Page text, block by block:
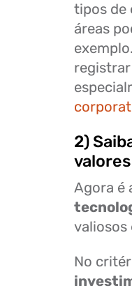
tipos de
áreas
2)
Agora é
valiosos
No